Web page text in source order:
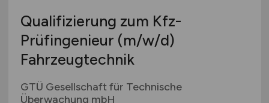
Qualifizierung zum Kfz-
Prüfingenieur (m/w/d)
Fahrzeugtechnik
GTÜ Gesellschaft für Technische
Überwachung mbH